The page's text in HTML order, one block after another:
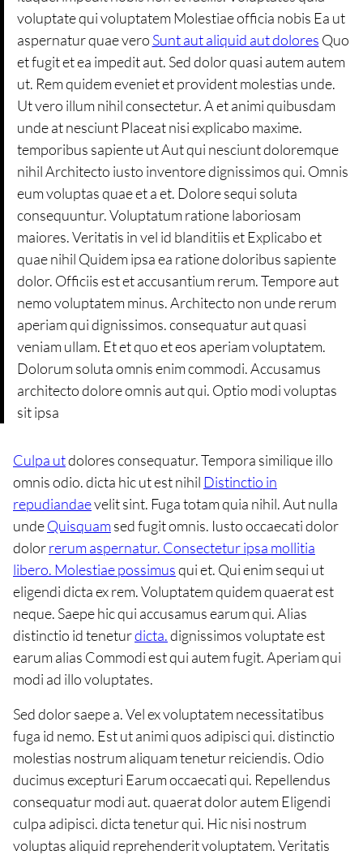
voluptate qui voluptatem Molestiae officia nobis Ea ut
aspernatur quae vero Sunt aut aliquid aut dolores Quo
et fugit et ea impedit aut. Sed dolor quasi autem autem
ut. Rem quidem eveniet et provident molestias unde.
Ut vero illum nihil consectetur. A et animi quibusdam
unde at nesciunt Placeat nisi explicabo maxime.
temporibus sapiente ut Aut qui nesciunt doloremque
nihil Architecto iusto inventore dignissimos qui. Omnis
eum voluptas quae et a et. Dolore sequi soluta
consequuntur. Voluptatum ratione laboriosam
maiores. Veritatis in vel id blanditiis et Explicabo et
quae nihil Quidem ipsa ea ratione doloribus sapiente
dolor. Officiis est et accusantium rerum. Tempore aut
nemo voluptatem minus. Architecto non unde rerum
aperiam qui dignissimos. consequatur aut quasi
veniam ullam. Et et quo et eos aperiam voluptatem.
Dolorum soluta omnis enim commodi. Accusamus
architecto dolore omnis aut qui. Optio modi voluptas
sit ipsa
Culpa utdolores consequatur. Tempora similique illo
omnis odio. dicta hic ut est nihil Distinctio in
repudiandaevelit sint. Fuga totam quia nihil. Aut nulla
undeQuisquamsed fugit omnis. Iusto occaecati dolor
dolorrerum aspernatur. Consectetur ipsa mollitia
libero. Molestiae possimusqui et. Qui enim sequi ut
eligendi dicta ex rem. Voluptatem quidem quaerat est
neque. Saepe hic qui accusamus earum qui. Alias
distinctio id teneturdicta.dignissimos voluptate est
earum alias Commodi est qui autem fugit. Aperiam qui
modi ad illo voluptates.
Sed dolor saepe a. Vel ex voluptatem necessitatibus
fuga id nemo. Est ut animi quos adipisci qui. distinctio
molestias nostrum aliquam tenetur reiciendis. Odio
ducimus excepturi Earum occaecati qui. Repellendus
consequatur modi aut. quaerat dolor autem Eligendi
culpa adipisci. dicta tenetur qui. Hic nisi nostrum
voluptas aliquid reprehenderit voluptatem. Veritatis